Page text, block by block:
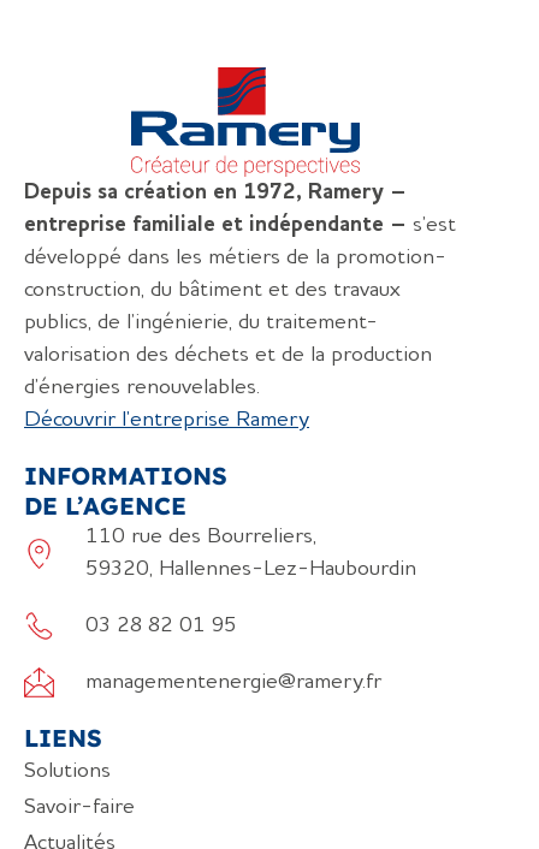
Depuis sa création en 1972, Ramery –
entreprise familiale et indépendante – s’est
développé dans les métiers de la promotion-
construction, du bâtiment et des travaux
publics, de l’ingénierie, du traitement-
valorisation des déchets et de la production
d’énergies renouvelables.
Découvrir l’entreprise Ramery
INFORMATIONS
DE L’AGENCE
110 rue des Bourreliers,
59320, Hallennes-Lez-Haubourdin
03 28 82 01 95
managementenergie@ramery.fr
LIENS
Solutions
Savoir-faire
Actualités